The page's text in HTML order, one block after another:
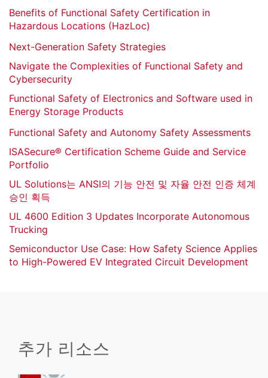
Benefits of Functional Safety Certification in
Hazardous Locations (HazLoc)
Next-Generation Safety Strategies
Navigate the Complexities of Functional Safety and
Cybersecurity
Functional Safety of Electronics and Software used in
Energy Storage Products
Functional Safety and Autonomy Safety Assessments
ISASecure® Certification Scheme Guide and Service
Portfolio
UL Solutions는 ANSI의 기능 안전 및 자율 안전 인증 체계
승인 획득
UL 4600 Edition 3 Updates Incorporate Autonomous
Trucking
Semiconductor Use Case: How Safety Science Applies
to High-Powered EV Integrated Circuit Development
추가 리소스